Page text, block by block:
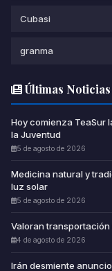
Cubasi
granma
Últimas Noticias
Hoy comienza TeaSur
la Juventud
5 de agosto de 2026
Medicina natural y
luz solar
5 de agosto de 2026
Valoran
4 de agosto de 2026
Irán desmiente